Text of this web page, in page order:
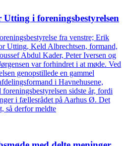
Utting i forenings­bestyrelsen
fra venstre; Erik
Utting, Keld Albrechtsen, formand,
Abdul Kader, Peter Iversen og
var forhindret i at møde. Ved
genopstillede en gammel
i Havnehusene,
sidste år, fordi
i fællesrådet på Aarhus Ø. Det
så derfor meldte